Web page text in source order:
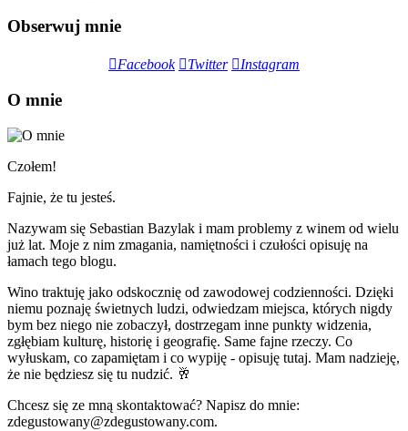
Obserwuj mnie
Facebook Twitter Instagram
O mnie
Czołem!
Fajnie, że tu jesteś.
Nazywam się Sebastian Bazylak i mam problemy z winem od wielu
już lat. Moje z nim zmagania, namiętności i czułości opisuję na
łamach tego blogu.
Wino traktuję jako odskocznię od zawodowej codzienności. Dzięki
niemu poznaję świetnych ludzi, odwiedzam miejsca, których nigdy
bym bez niego nie zobaczył, dostrzegam inne punkty widzenia,
zgłębiam kulturę, historię i geografię. Same fajne rzeczy. Co
wyłuskam, co zapamiętam i co wypiję - opisuję tutaj. Mam nadzieję,
że nie będziesz się tu nudzić. 🥂
Chcesz się ze mną skontaktować? Napisz do mnie:
zdegustowany@zdegustowany.com.